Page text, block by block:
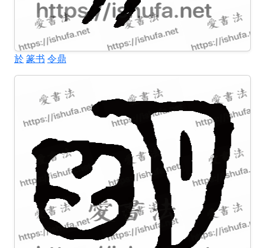
於篆书 令鼎